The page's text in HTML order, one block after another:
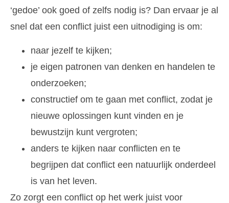
‘gedoe’ ook goed of zelfs nodig is? Dan ervaar je al
snel dat een conflict juist een uitnodiging is om:
naar jezelf te kijken;
je eigen patronen van denken en handelen te
onderzoeken;
constructief om te gaan met conflict, zodat je
nieuwe oplossingen kunt vinden en je
bewustzijn kunt vergroten;
anders te kijken naar conflicten en te
begrijpen dat conflict een natuurlijk onderdeel
is van het leven.
Zo zorgt een conflict op het werk juist voor